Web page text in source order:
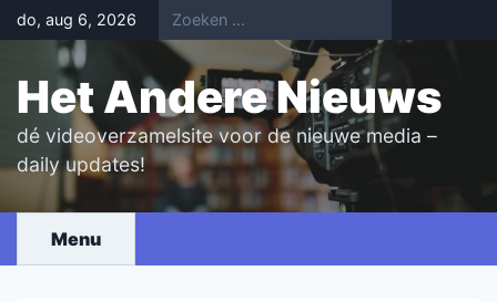
Skip
to
content
do, aug 6, 2026
Het Andere Nieuws
dé videoverzamelsite voor de nieuwe media –
daily updates!
Menu